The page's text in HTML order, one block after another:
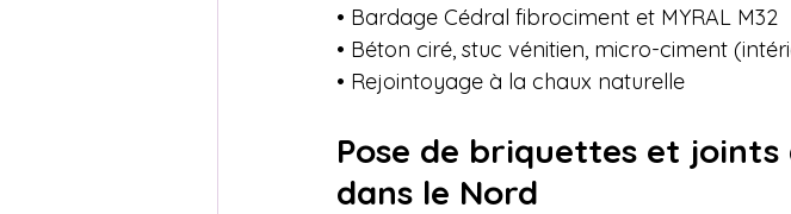
• Bardage Cédral fibrociment et MYRAL M32
• Béton ciré, stuc vénitien, micro-ciment
• Rejointoyage à la chaux naturelle
Pose de briquettes et
dans le Nord